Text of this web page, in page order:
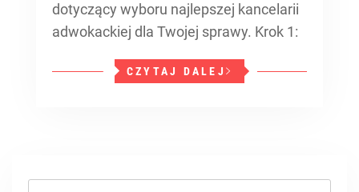
dotyczący wyboru najlepszej kancelarii
adwokackiej dla Twojej sprawy. Krok 1:
CZYTAJ DALEJ